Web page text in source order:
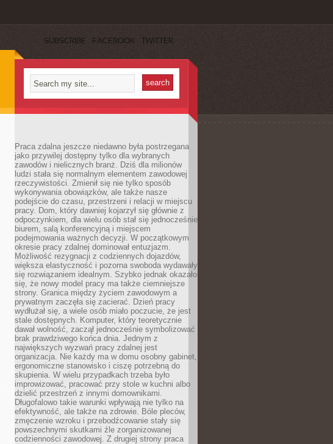
SUBSCRIBE FACEBOOK TWITTER
Praca zdalna jeszcze niedawno była postrzegana
jako przywilej dostępny tylko dla wybranych
zawodów i nielicznych branż. Dziś dla milionów
ludzi stała się normalnym elementem zawodowej
rzeczywistości. Zmienił się nie tylko sposób
wykonywania obowiązków, ale także nasze
podejście do czasu, przestrzeni i relacji w miejscu
pracy. Dom, który dawniej kojarzył się głównie z
odpoczynkiem, dla wielu osób stał się jednocześnie
biurem, salą konferencyjną i miejscem
podejmowania ważnych decyzji. W początkowym
okresie pracy zdalnej dominował entuzjazm.
Możliwość rezygnacji z codziennych dojazdów,
większa elastyczność i pozorna swoboda wydawały
się rozwiązaniem idealnym. Szybko jednak okazało
się, że nowy model pracy ma także ciemniejsze
strony. Granica między życiem zawodowym a
prywatnym zaczęła się zacierać. Dzień pracy
wydłużał się, a wiele osób miało poczucie, że jest
stale dostępnych. Komputer, który teoretycznie
dawał wolność, zaczął jednocześnie symbolizować
brak prawdziwego końca dnia. Jednym z
największych wyzwań pracy zdalnej jest
organizacja. Nie każdy ma w domu osobny gabinet,
ergonomiczne stanowisko i ciszę potrzebną do
skupienia. W wielu przypadkach trzeba było
improwizować, pracować przy stole w kuchni albo
dzielić przestrzeń z innymi domownikami.
Długofalowo takie warunki wpływają nie tylko na
efektywność, ale także na zdrowie. Bóle pleców,
zmęczenie wzroku i przebodźcowanie stały się
powszechnymi skutkami źle zorganizowanej
codzienności zawodowej. Z drugiej strony praca